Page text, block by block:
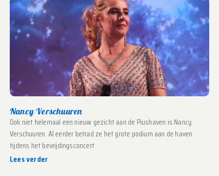
Nancy Verschuuren
Ook niet helemaal een nieuw gezicht aan de Piushaven is Nancy
Verschuuren. Al eerder betrad ze het grote podium aan de haven
tijdens het bevrijdingsconcert
Lees verder